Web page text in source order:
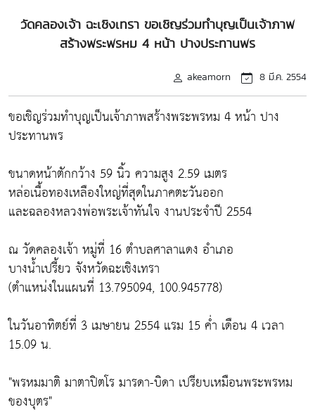
วัดคลองเจ้า ฉะเชิงเทรา ขอเชิญร่วมทำบุญเป็นเจ้าภาพ
สร้างพระพรหม 4 หน้า ปางประทานพร
akeamorn 8 มี.ค. 2554
ขอเชิญร่วมทำบุญเป็นเจ้าภาพสร้างพระพรหม 4 หน้า ปาง
ประทานพร
ขนาดหน้าตักกว้าง 59 นิ้ว ความสูง 2.59 เมตร
หล่อเนื้อทองเหลืองใหญ่ที่สุดในภาคตะวันออก
และฉลองหลวงพ่อพระเจ้าทันใจ งานประจำปี 2554
ณ วัดคลองเจ้า หมู่ที่ 16 ตำบลศาลาแดง อำเภอ
บางน้ำเปรี้ยว จังหวัดฉะเชิงเทรา
(ตำแหน่งในแผนที่ 13.795094, 100.945778)
ในวันอาทิตย์ที่ 3 เมษายน 2554 แรม 15 ค่ำ เดือน 4 เวลา
15.09 น.
"พรหมมาติ มาตาปิตโร มารดา-บิดา เปรียบเหมือนพระพรหม
ของบุตร"